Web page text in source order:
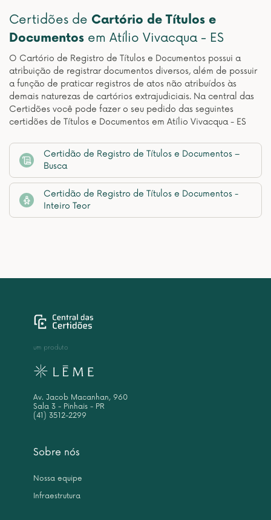
Certidões de Cartório de Títulos e
Documentos em Atílio Vivacqua - ES
O Cartório de Registro de Títulos e Documentos possui a
atribuição de registrar documentos diversos, além de possuir
a função de praticar registros de atos não atribuídos às
demais naturezas de cartórios extrajudiciais. Na central das
Certidões você pode fazer o seu pedido das seguintes
certidões de Títulos e Documentos em Atílio Vivacqua - ES
Certidão de Registro de Títulos e Documentos –
Busca
Certidão de Registro de Títulos e Documentos -
Inteiro Teor
Sobre nós
Nossa equipe
Infraestrutura
um produto
Av. Jacob Macanhan, 960
Sala 3 - Pinhais - PR
(41) 3512-2299